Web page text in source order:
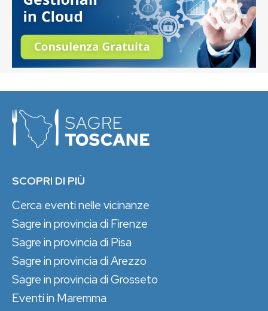
SCOPRI DI PIÙ
Cerca eventi nelle vicinanze
Sagre in provincia di Firenze
Sagre in provincia di Pisa
Sagre in provincia di Arezzo
Sagre in provincia di Grosseto
Eventi in Maremma